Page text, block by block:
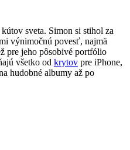
sveta. Simon si stihol za
výnimočnú povesť, najmä
pre jeho pôsobivé portfólio
všetko od krytov pre iPhone,
hudobné albumy až po